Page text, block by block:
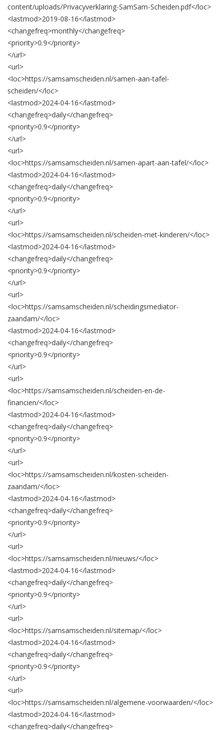
content/uploads/Privacyverklaring-SamSam-Scheiden.pdf</loc>
<lastmod>2019-08-16</lastmod>
<changefreq>monthly</changefreq>
<priority>0.9</priority>
</url>
<url>
<loc>https://samsamscheiden.nl/samen-aan-tafel-
scheiden/</loc>
<lastmod>2024-04-16</lastmod>
<changefreq>daily</changefreq>
<priority>0.9</priority>
</url>
<url>
<loc>https://samsamscheiden.nl/samen-apart-aan-tafel/</loc>
<lastmod>2024-04-16</lastmod>
<changefreq>daily</changefreq>
<priority>0.9</priority>
</url>
<url>
<loc>https://samsamscheiden.nl/scheiden-met-kinderen/</loc>
<lastmod>2024-04-16</lastmod>
<changefreq>daily</changefreq>
<priority>0.9</priority>
</url>
<url>
<loc>https://samsamscheiden.nl/scheidingsmediator-
zaandam/</loc>
<lastmod>2024-04-16</lastmod>
<changefreq>daily</changefreq>
<priority>0.9</priority>
</url>
<url>
<loc>https://samsamscheiden.nl/scheiden-en-de-
financien/</loc>
<lastmod>2024-04-16</lastmod>
<changefreq>daily</changefreq>
<priority>0.9</priority>
</url>
<url>
<loc>https://samsamscheiden.nl/kosten-scheiden-
zaandam/</loc>
<lastmod>2024-04-16</lastmod>
<changefreq>daily</changefreq>
<priority>0.9</priority>
</url>
<url>
<loc>https://samsamscheiden.nl/nieuws/</loc>
<lastmod>2024-04-16</lastmod>
<changefreq>daily</changefreq>
<priority>0.9</priority>
</url>
<url>
<loc>https://samsamscheiden.nl/sitemap/</loc>
<lastmod>2024-04-16</lastmod>
<changefreq>daily</changefreq>
<priority>0.9</priority>
</url>
<url>
<loc>https://samsamscheiden.nl/algemene-voorwaarden/</loc>
<lastmod>2024-04-16</lastmod>
<changefreq>daily</changefreq>